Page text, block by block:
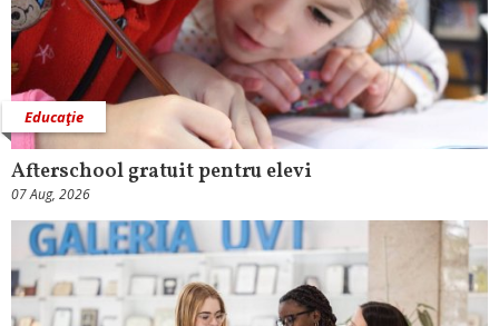
Educaţie
Afterschool gratuit pentru elevi
07 Aug, 2026